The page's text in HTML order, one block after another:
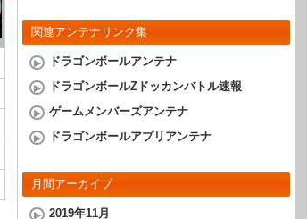
関連アンテナリンク集
ドラゴンボールアンテナ
ドラゴンボールZドッカンバトル速報
ゲームメンバーズアンテナ
ドラゴンボールアプリアンテナ
月間アーカイブ
2019年11月